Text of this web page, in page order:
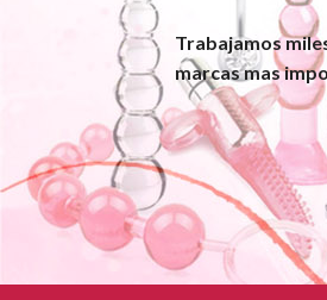
Trabajamos
marcas mas